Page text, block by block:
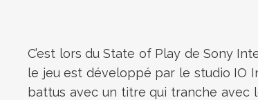
C’est lors du State of Play de Sony
le jeu est développé par le studio IO
battus avec un titre qui tranche avec